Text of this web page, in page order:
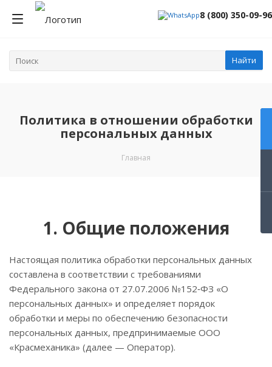
8 (800) 350-09-96
Найти
Политика в отношении обработки
персональных данных
Главная
1. Общие положения
Настоящая политика обработки персональных данных
составлена в соответствии с требованиями
Федерального закона от 27.07.2006 №152‑ФЗ «О
персональных данных» и определяет порядок
обработки и меры по обеспечению безопасности
персональных данных, предпринимаемые ООО
«Красмеханика» (далее — Оператор).